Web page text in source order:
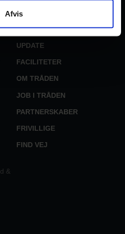
AfvisEVENTS
KABEL29
UPDATE
FACILITETER
OM TRÅDEN
JOB I TRÅDEN
PARTNERSKABER
FRIVILLIGE
FIND VEJ
&